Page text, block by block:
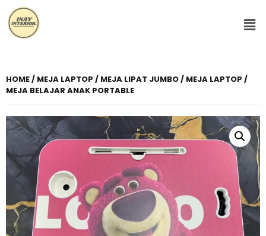
HOME/ MEJA LAPTOP / MEJA LIPAT JUMBO / MEJA LAPTOP /
MEJA BELAJAR ANAK PORTABLE